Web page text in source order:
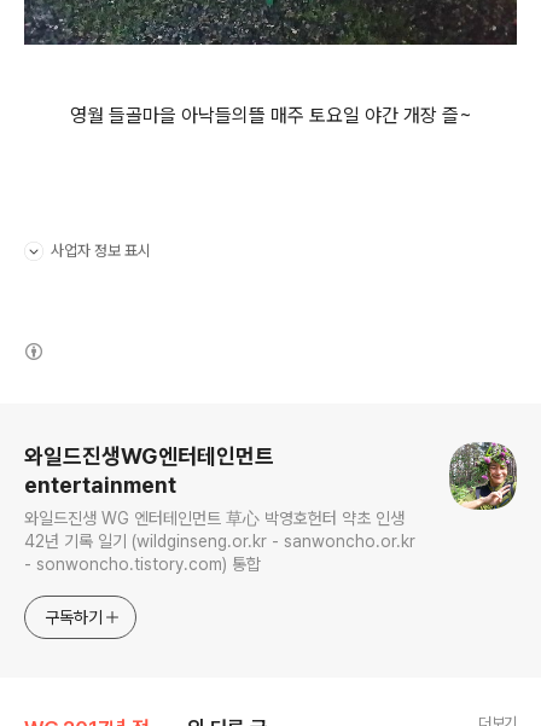
영월 들골마을 아낙들의뜰 매주 토요일 야간 개장 즐~
사업자 정보 표시
와일드진생WG엔터테인먼트
entertainment
와일드진생 WG 엔터테인먼트 草心 박영호헌터 약초 인생
42년 기록 일기 (wildginseng.or.kr - sanwoncho.or.kr
- sonwoncho.tistory.com) 통합
구독하기